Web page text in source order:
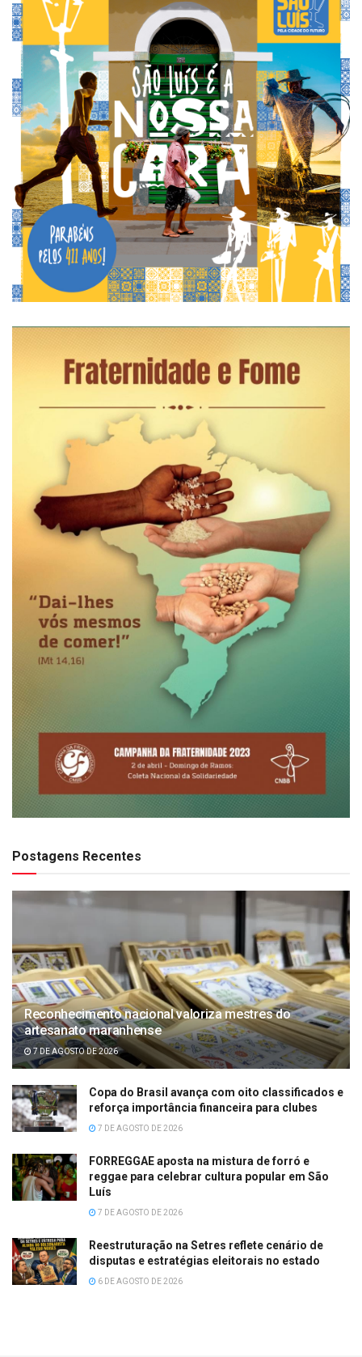
Postagens Recentes
Reconhecimento nacional valoriza mestres do
artesanato maranhense
7 DE AGOSTO DE 2026
Copa do Brasil avança com oito classificados e
reforça importância financeira para clubes
7 DE AGOSTO DE 2026
FORREGGAE aposta na mistura de forró e
reggae para celebrar cultura popular em São
Luís
7 DE AGOSTO DE 2026
Reestruturação na Setres reflete cenário de
disputas e estratégias eleitorais no estado
6 DE AGOSTO DE 2026